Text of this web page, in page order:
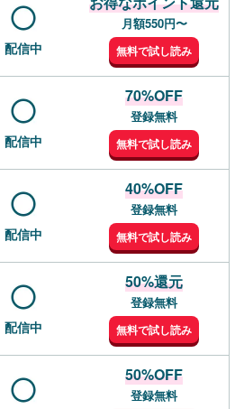
配信中
月額550円〜
無料で試し読み
配信中
70%OFF
登録無料
無料で試し読み
配信中
40%OFF
登録無料
無料で試し読み
配信中
50%還元
登録無料
無料で試し読み
50%OFF
登録無料